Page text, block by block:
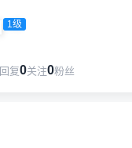
1级
回复0关注0粉丝